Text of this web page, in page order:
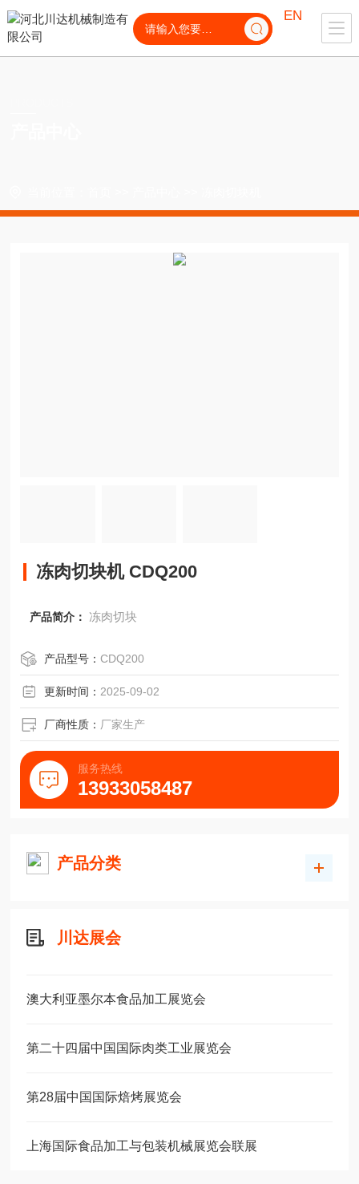
EN
冻肉切块机 CDQ200
产品简介： 冻肉切块
产品型号：CDQ200
更新时间： 2025-09-02
厂商性质： 厂家生产
服务热线
13933058487
产品分类
川达展会
澳大利亚墨尔本食品加工展览会
第二十四届中国国际肉类工业展览会
第28届中国国际焙烤展览会
上海国际⾷品加⼯与包装机械展览会联展